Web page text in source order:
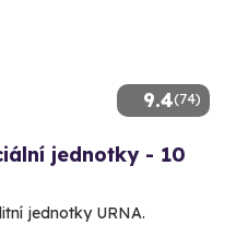
9.4(74)
jednotky - 10
jednotky URNA.